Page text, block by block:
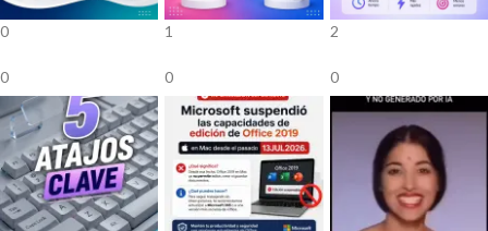
0
0
1
0
2
0